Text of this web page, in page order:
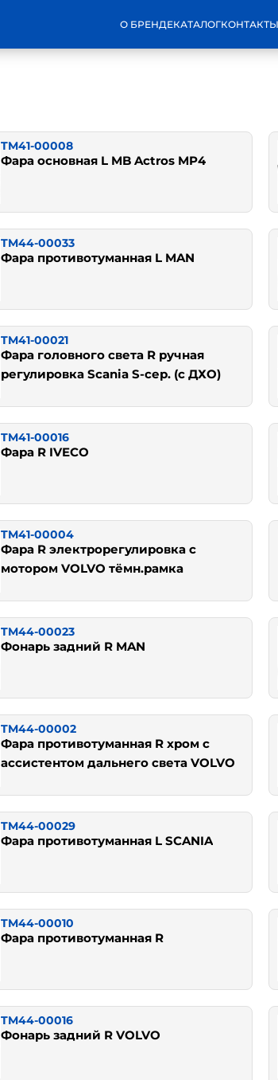
О БРЕНДЕКАТАЛОГКОНТАКТЫ
TM41-00008
Фара основная L MB Actros MP4
TM44-00033
Фара противотуманная L MAN
TM41-00021
Фара головного света R ручная
регулировка Scania S-сер. (с ДХО)
TM41-00016
Фара R IVECO
TM41-00004
Фара R электрорегулировка с
мотором VOLVO тёмн.рамка
TM44-00023
Фонарь задний R MAN
TM44-00002
Фара противотуманная R хром с
ассистентом дальнего света VOLVO
TM44-00029
Фара противотуманная L SCANIA
TM44-00010
Фара противотуманная R
TM44-00016
Фонарь задний R VOLVO